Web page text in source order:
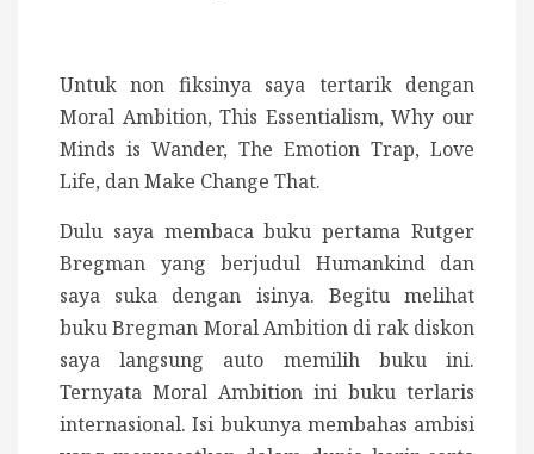
Untuk non fiksinya saya tertarik dengan
Moral Ambition, This Essentialism, Why our
Minds is Wander, The Emotion Trap, Love
Life, dan Make Change That.
Dulu saya membaca buku pertama Rutger
Bregman yang berjudul Humankind dan
saya suka dengan isinya. Begitu melihat
buku Bregman Moral Ambition di rak diskon
saya langsung auto memilih buku ini.
Ternyata Moral Ambition ini buku terlaris
internasional. Isi bukunya membahas ambisi